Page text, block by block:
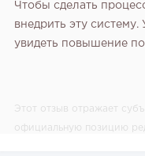
Чтобы сделать
внедрить эту
увидеть повышение
Этот отзыв отражает
официальную позицию